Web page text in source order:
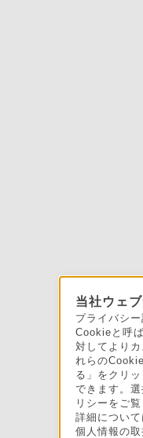
当社ウェ
プライバシ
Cookieと呼
対してより
れらの
る」をクリ
できます。
リシーをご
詳細につい
個人情報の